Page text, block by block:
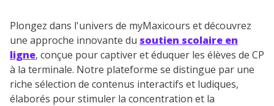
Plongez dans l'univers de myMaxicours et découvrez
une approche innovante du soutien scolaire en
ligne, conçue pour captiver et éduquer les élèves de CP
à la terminale. Notre plateforme se distingue par une
riche sélection de contenus interactifs et ludiques,
élaborés pour stimuler la concentration et la